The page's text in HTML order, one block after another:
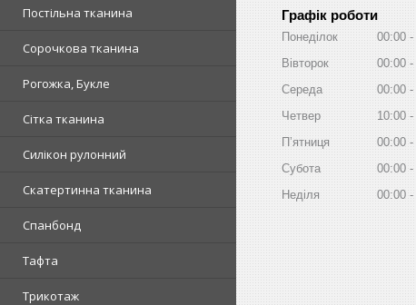
Постільна тканина
Сорочкова тканина
Рогожка, Букле
Сітка тканина
Силікон рулонний
Скатертинна тканина
Спанбонд
Тафта
Трикотаж
Графік роботи
Понеділок 00:00
Вівторок
00:00
Середа
00:00
Четвер
10:00
Пʼятниця
00:00
Субота
00:00
Неділя
00:00